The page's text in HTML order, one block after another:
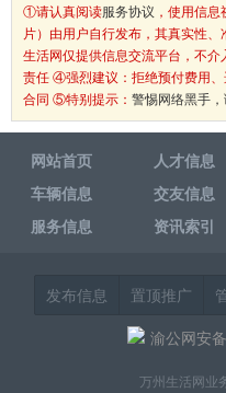
①请认真阅读服务协议 ，使用信
片）由用户自行发布，其真实性
生活网仅提供信息交流平台，不
责任 ④强烈建议：拒绝预付费用
合同 ⑤特别提示： 警惕网络黑手
网站首页 人才信息
车辆信息
交友信息
服务信息
资讯索引
发布信息 置顶推广
渝公网安
万州生活网业